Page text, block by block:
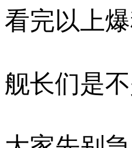
看完以上
舰长们是